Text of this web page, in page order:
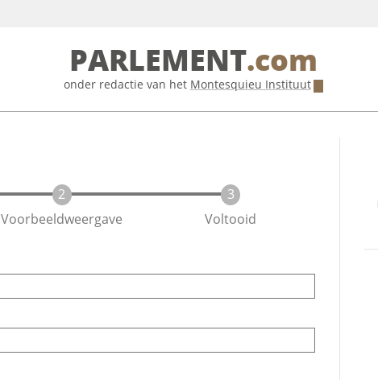
PARLEMENT.com
onder redactie van het Montesquieu Instituut
Voorbeeldweergave Voltooid